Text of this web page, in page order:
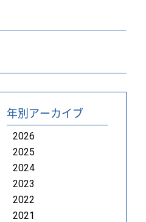
年別アーカイブ
2026
2025
2024
2023
2022
2021